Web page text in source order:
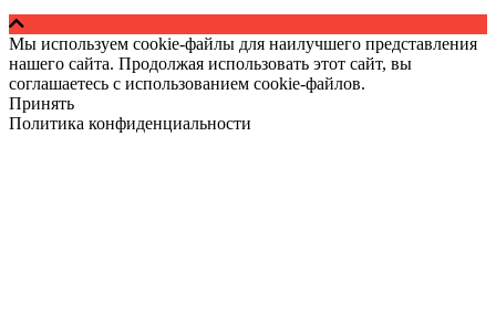
Мы используем cookie-файлы для наилучшего представления
нашего сайта. Продолжая использовать этот сайт, вы
соглашаетесь с использованием cookie-файлов.
Принять
Политика конфиденциальности